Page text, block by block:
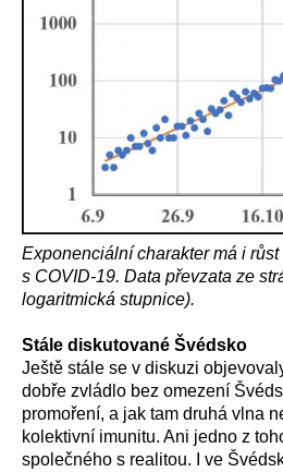
Exponenciální charakter má i
s COVID-19. Data převzata ze
logaritmická stupnice).
Stále diskutované Švédsko
Ještě stále se v diskuzi
dobře zvládlo bez omezení
promoření, a jak tam druhá vlna
kolektivní imunitu. Ani jedno z
společného s realitou. I ve